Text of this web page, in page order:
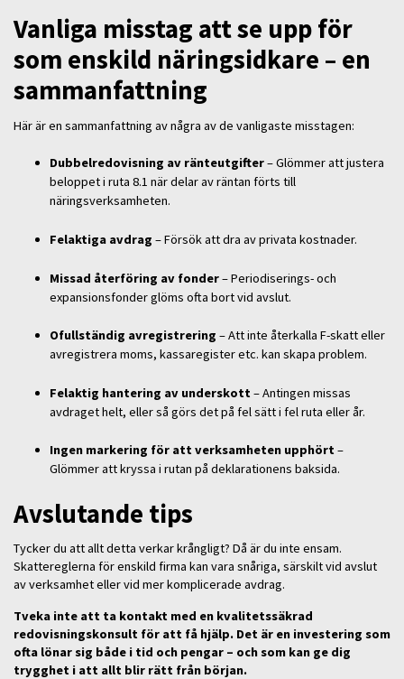
Vanliga misstag att se upp för
som enskild näringsidkare – en
sammanfattning
Här är en sammanfattning av några av de vanligaste misstagen:
Dubbelredovisning av ränteutgifter– Glömmer att justera
beloppet i ruta 8.1 när delar av räntan förts till
näringsverksamheten.
Felaktiga avdrag – Försök att dra av privata kostnader.
Missad återföring av fonder– Periodiserings- och
expansionsfonder glöms ofta bort vid avslut.
Ofullständig avregistrering – Att inte återkalla F-skatt eller
avregistrera moms, kassaregister etc. kan skapa problem.
Felaktig hantering av underskott– Antingen missas
avdraget helt, eller så görs det på fel sätt i fel ruta eller år.
Ingen markering för att verksamheten upphört–
Glömmer att kryssa i rutan på deklarationens baksida.
Avslutande tips
Tycker du att allt detta verkar krångligt? Då är du inte ensam.
Skattereglerna för enskild firma kan vara snåriga, särskilt vid avslut
av verksamhet eller vid mer komplicerade avdrag.
Tveka inte att ta kontakt med en kvalitetssäkrad
redovisningskonsult för att få hjälp. Det är en investering som
ofta lönar sig både i tid och pengar – och som kan ge dig
trygghet i att allt blir rätt från början.